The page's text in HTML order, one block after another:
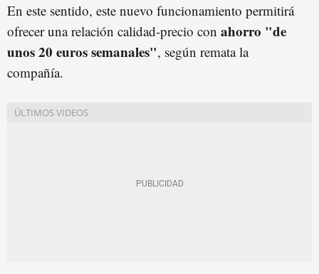
En este sentido, este nuevo funcionamiento permitirá
ofrecer una relación calidad-precio con ahorro "de
unos 20 euros semanales", según remata la
compañía.